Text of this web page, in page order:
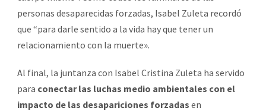
personas desaparecidas forzadas, Isabel Zuleta recordó
que “para darle sentido a la vida hay que tener un
relacionamiento con la muerte».
Al final, la juntanza con Isabel Cristina Zuleta ha servido
para conectar las luchas medio ambientales con el
impacto de las desapariciones forzadas en